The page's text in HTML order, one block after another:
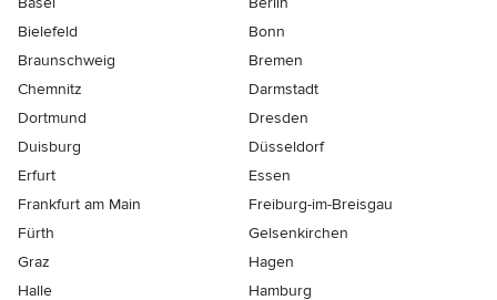
Bielefeld
Bonn
Braunschweig
Bremen
Chemnitz
Darmstadt
Dortmund
Dresden
Duisburg
Düsseldorf
Erfurt
Essen
Frankfurt am Main
Freiburg-im-Breisgau
Fürth
Gelsenkirchen
Graz
Hagen
Halle
Hamburg